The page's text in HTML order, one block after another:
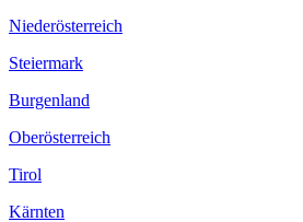
Niederösterreich
Steiermark
Burgenland
Oberösterreich
Tirol
Kärnten